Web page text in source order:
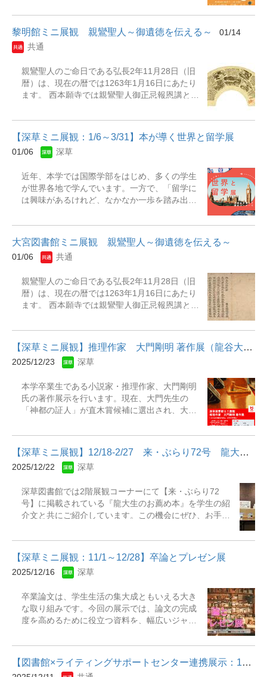
示資料『希望を握りしめて : 阪神淡路大震災か
ら25年を語りあう』『『沈黙...
ラリーアドバイザーは利用者のお困りごとをサ
ポートをする仕事をしたり、新着本やＤＶＤ、
おすすめ本等のコーナーづくりを担当していた
り幅広い業務を行っています。 展示期間：2026
所：瀬田図書館 本館1階展観E（リブアドカウ
ンター横） 主な展示資料『がんばらないじみ弁
当』『漬けるおかず : 味つけいらずで、すぐ絶
越える100の方法』『ミニマル料理「和」 : 最小
限の材料で最大のおいし...
りよいESは書けないか。面接の準備は足りてい
るか。就活をすれば生まれる疑問や悩みに役立
つ本を取り揃えています。 これから取り組んで
いく方へ。今まさに頑張っている方へ。あなた
れたという方へ。 展示期間：2026年2月2日
（月）～2026年3月30日（月）展示場所：瀬田
図書館本館1階展観A（ゲート横） 主な展示資料
正解努力100』『女子が一生食べていける仕事
選び』『人事がこっそり教えるヤバい内定術』
『あやうく一生懸命生きるところだった』『仕
事は楽しいかね?』
黎明館ミニ展観 親鸞聖人～御遺徳を伝える～
01/14
共通
親鸞聖人のご命日である弘長2年11月28日（旧
暦）は、現在の暦では1263年1月16日にあたり
ます。 西本願寺では親鸞聖人御正忌報恩講とし
す。 1月の黎明館ミニ展観では、聖人の御遺徳
を辿る企画として、聖人の関連資料を展示して
います。 今回は扇面に刷られた「親鸞聖人御一
代略記」を展示します。 この機会に是非ご覧く
（火）～30日（金）（予定） 展示場所：黎明館
1階 前田珈琲店内ミニ展示ブース 展示資料：
「親鸞聖人御一代略記」[明治初期刊]
【深草ミニ展観：1/6～3/31】本が導く世界と留学展
01/06 深草
近年、本学では国際学部をはじめ、多くの学生
が世界各地で学んでいます。一方で、「留学に
は興味があるけれど、なかなか一歩を踏み出せ
いでしょうか。今回の展示では、留学や海外旅
行に関する資料を中心に異文化理解を深めるた
めの書籍を幅広く集めました。特に、龍谷大学
で必修外国語として学ぶことのできる言語――
ン語、コリア語の言語圏に関連する資料を多く
取り上げています。この展示でさまざまな国の
文化や暮らしを知ることで、世界へ目を向ける
行文学など、海外での生活を具体的にイメージ
しやすい資料もあわせて展示し、ご紹介してお
ります。「海外、ちょっと気になるかも」とい
う方も、ぜひ気軽に展示をのぞいてみてくださ
31日(火) 場 所：深草図書館1階 展観スペ
ース【主な展示資料】『世界の朝ごはん : 66カ
国の伝統メニュー』 パイインターナショナル
コミュニケーション学』 鳥飼玖美子著. -- 岩波
書店, 2021『英語で伝える...
大宮図書館ミニ展観 親鸞聖人～御遺徳を伝える～
01/06 共通
親鸞聖人のご命日である弘長2年11月28日（旧
暦）は、現在の暦では1263年1月16日にあたり
ます。 西本願寺では親鸞聖人御正忌報恩講とし
す。 1月の大宮図書館ミニ展観では、聖人の御
遺徳を辿る企画として、聖人の著書や関連資料
などを展示します。 今回のミニ展観では、聖人
の著書である『浄土文類聚鈔』や『入出二門偈
い。 展示期間：2026年1月6日（火）～30日
（金）（予定） 展示場所：大宮図書館2F 閲覧
カウンター前 展示資料：『浄土文類聚鈔』慶長
写本
【深草ミニ展観】推理作家 大門剛明 著作展（龍谷大学卒業生）
2025/12/23 深草
本学卒業生である小説家・推理作家、大門剛明
氏の著作展示を行います。現在、大門先生の
「神都の証人」が直木賞候補に選出され、大き
館に所蔵しているこれまでの代表作を集めて展
示しています。ぜひこの機会に、大門先生の創
作の軌跡と魅力に触れてみてください。 展観
期間：2025年12月23日（火）～2026年2月27日
書架 ＜主な作品＞雪冤 / 大門剛明著. -- 角川書
店, 2009. ※デビュー作。第29回横溝正史ミス
テリ大賞大賞とテレビ東京賞をダブル受賞。
の事件手帳 / 大門剛明著. -- PHP研究所, 2016. --
(PHP文芸文庫 ; [た3-2]). ※2020年ドラマ化正
義の天秤 / 大門剛明 [著]. -- KADOKAWA, 2020. -
- (角川文庫 ; 22085, [た61-6]). ※2021年ドラ
社, 2017. -- (中公文庫 ; [た-81-5]). ※2015年ド
ラマ化完全無罪 / 大門剛明 [著]. -- 講談社, 2019.
-- (講談社文庫 ; [た128-2]). 他 ※2024年ド
【深草ミニ展観】12/18-2/27 来・ぶらり72号 龍大生のお薦め本展
2025/12/22 深草
深草図書館では2階展観コーナーにて【来・ぶらり72
号】に掲載されている『龍大生のお薦め本』を学生の紹
介文と共にご紹介しています。この機会にぜひ、お手に
（木）～2026年2月27日（金）展観場所：深草図書館和
顔館2階 展示コーナーC（旧受付カウンター前）【来・
ぶらり72号／龍大生のお薦め本】
https://library.ryukoku.ac.jp/Guide/burari_72/recommend
【深草ミニ展観：11/1～12/28】卒論とプレゼン展
2025/12/16 深草
卒業論文は、学生生活の集大成ともいえる大き
な取り組みです。今回の展示では、論文の完成
度を高めるために役立つ資料を、幅広いジャン
外の方にも参考になるよう、レポートや小論文
の作成に役立つ資料も展示しています。授業や
課題に活かせるヒントが見つかるかもしれませ
【図書館×ライティングサポートセンター連携展示：11/5-1/19】「...